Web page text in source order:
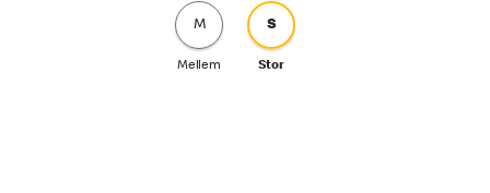
M
Mellem
S
Stor